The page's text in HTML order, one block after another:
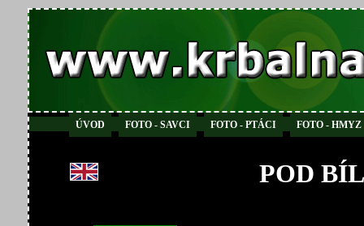
ÚVOD FOTO - SAVCI FOTO - PTÁCI FOTO - HMYZ
POD